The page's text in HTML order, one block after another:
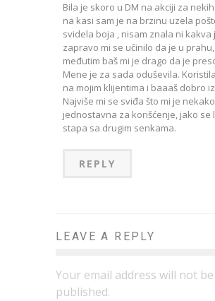
Bila je skoro u DM na akciji za
na kasi sam je na brzinu uzela
svidela boja , nisam znala ni kakva
zapravo mi se učinilo da je u prahu,
međutim baš mi je drago da je
Mene je za sada oduševila.
na mojim klijentima i baaaš dobro
Najviše mi se sviđa što mi je
jednostavna za korišćenje, jako se
stapa sa drugim senkama.
REPLY
LEAVE A REPLY
Your email address will not be
published.